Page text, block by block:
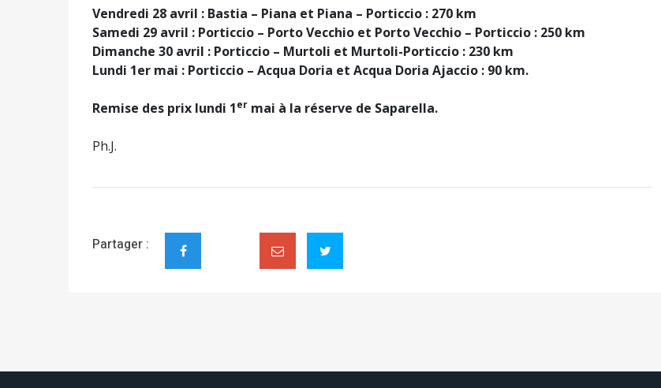
Vendredi 28 avril : Bastia – Piana et Piana – Porticcio : 270 km
Samedi 29 avril : Porticcio – Porto Vecchio et Porto Vecchio – Porticcio : 250 km
Dimanche 30 avril : Porticcio – Murtoli et Murtoli-Porticcio : 230 km
Lundi 1er mai : Porticcio – Acqua Doria et Acqua Doria Ajaccio : 90 km.
Remise des prix lundi 1er mai à la réserve de Saparella.
Ph.J.
Partager :